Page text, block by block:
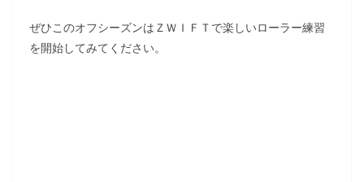
ぜひこのオフシーズンはＺＷＩＦＴで楽しいローラー練習
を開始してみてください。